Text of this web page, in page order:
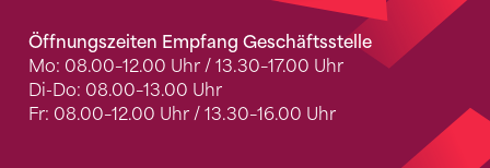
Öffnungszeiten Empfang Geschäftsstelle
Mo: 08.00–12.00 Uhr / 13.30–17.00 Uhr
Di-Do: 08.00–13.00 Uhr
Fr: 08.00–12.00 Uhr / 13.30–16.00 Uhr